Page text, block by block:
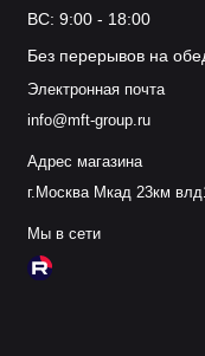
ВС: 9:00 - 18:00
Без перерывов на
Электронная почта
info@mft-group.ru
Адрес магазина
г.Москва Мкад 23км
Мы в сети